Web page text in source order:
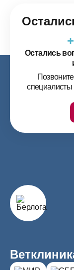
Остались